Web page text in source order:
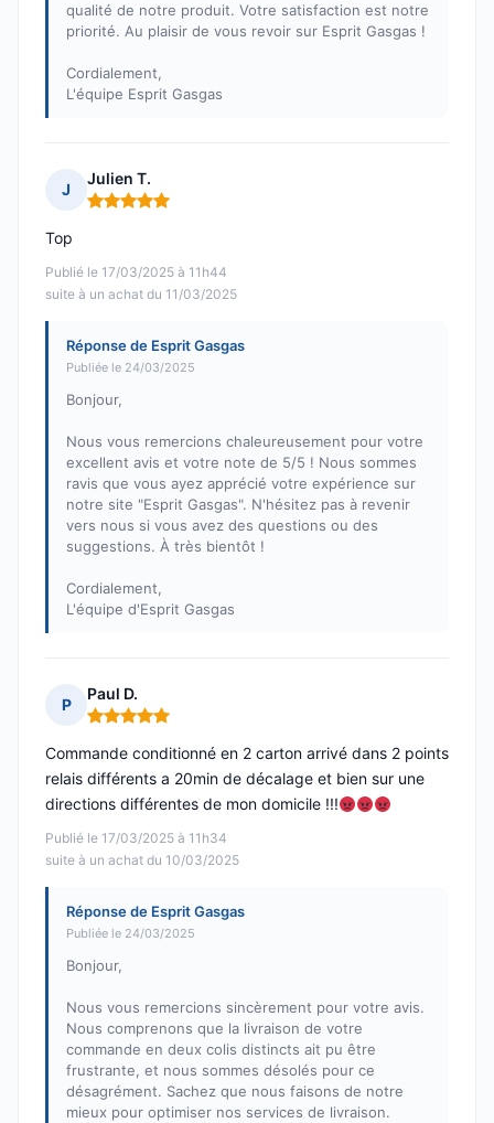
qualité de notre produit. Votre satisfaction est notre
priorité. Au plaisir de vous revoir sur Esprit Gasgas !
Cordialement,
L'équipe Esprit Gasgas
J
Julien T.
Note : 5 sur 5
Publié le 17/03/2025 à 11h44
suite à un achat du 11/03/2025
Top
Réponse de Esprit Gasgas
Publiée le 24/03/2025
Bonjour,
Nous vous remercions chaleureusement pour votre
excellent avis et votre note de 5/5 ! Nous sommes
ravis que vous ayez apprécié votre expérience sur
notre site "Esprit Gasgas". N'hésitez pas à revenir
vers nous si vous avez des questions ou des
suggestions. À très bientôt !
Cordialement,
L'équipe d'Esprit Gasgas
P
Paul D.
Note : 5 sur 5
Publié le 17/03/2025 à 11h34
suite à un achat du 10/03/2025
Commande conditionné en 2 carton arrivé dans 2 points
relais différents a 20min de décalage et bien sur une
directions différentes de mon domicile !!!
Réponse de Esprit Gasgas
Publiée le 24/03/2025
Bonjour,
Nous vous remercions sincèrement pour votre avis.
Nous comprenons que la livraison de votre
commande en deux colis distincts ait pu être
frustrante, et nous sommes désolés pour ce
désagrément. Sachez que nous faisons de notre
mieux pour optimiser nos services de livraison.